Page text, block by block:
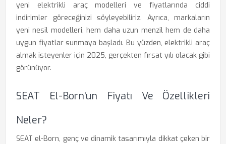
yeni elektrikli araç modelleri ve fiyatlarında ciddi
indirimler göreceğinizi söyleyebiliriz. Ayrıca, markaların
yeni nesil modelleri, hem daha uzun menzil hem de daha
uygun fiyatlar sunmaya başladı. Bu yüzden, elektrikli araç
almak isteyenler için 2025, gerçekten fırsat yılı olacak gibi
görünüyor.
SEAT El-Born’un Fiyatı Ve Özellikleri
Neler?
SEAT el-Born, genç ve dinamik tasarımıyla dikkat çeken bir